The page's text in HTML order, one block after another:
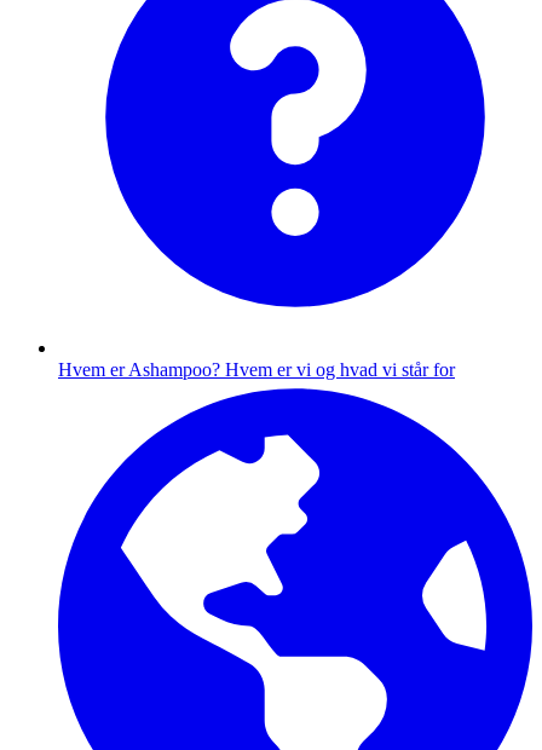
Hvem er Ashampoo? Hvem er vi og hvad vi står for